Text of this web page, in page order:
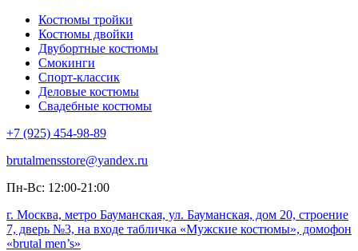
Костюмы тройки
Костюмы двойки
Двубортные костюмы
Смокинги
Спорт-классик
Деловые костюмы
Свадебные костюмы
+7 (925) 454-98-89
brutalmensstore@yandex.ru
Пн-Вс: 12:00-21:00
г. Москва, метро Бауманская, ул. Бауманская, дом 20, строение
7, дверь №3, на входе табличка «Мужские костюмы», домофон
«brutal men’s»